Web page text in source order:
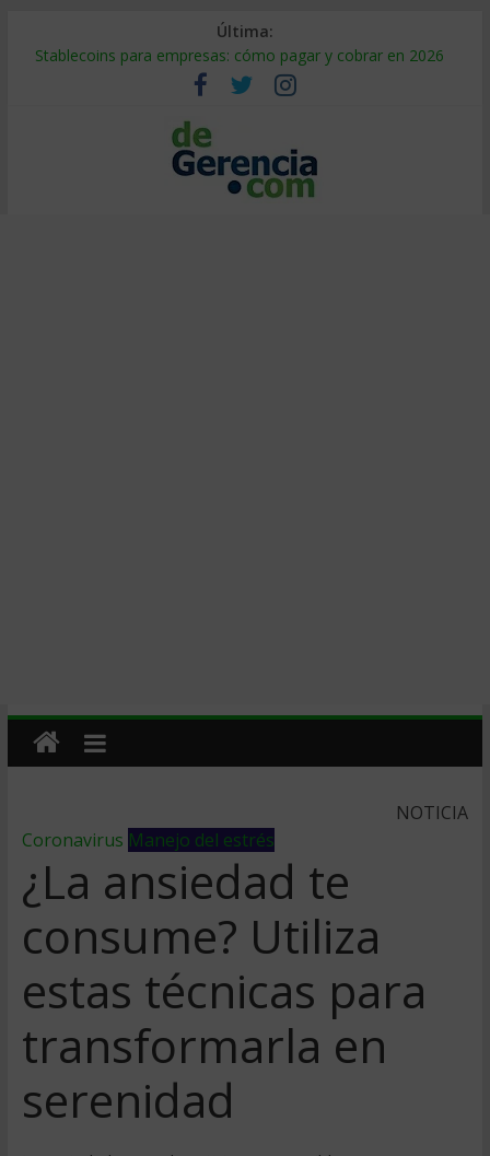
Última:
Stablecoins para empresas: cómo pagar y cobrar en 2026
Despido silencioso: qué es y por qué sale tan caro
IA en selección de personal: cómo auditarla a tiempo
Trabajo forzoso en la cadena de suministro: qué hacer
Mercado hispano de EE. UU.: cómo segmentarlo y venderle
NOTICIA
Coronavirus Manejo del estrés
¿La ansiedad te
consume? Utiliza
estas técnicas para
transformarla en
serenidad